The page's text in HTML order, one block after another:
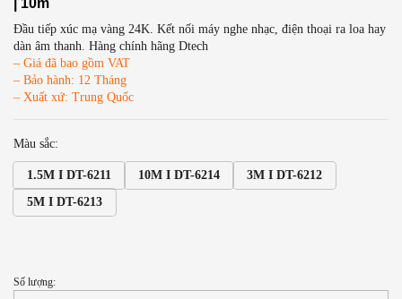
Đầu tiếp xúc mạ vàng 24K. Kết nối máy nghe nhạc, điện thoại ra loa hay
dàn âm thanh. Hàng chính hãng Dtech
– Giá đã bao gồm VAT
– Bảo hành: 12 Tháng
– Xuất xứ: Trung Quốc
Màu sắc:
1.5M I DT-6211 10M I DT-6214
3M I DT-6212
5M I DT-6213
Cáp
Số lượng: